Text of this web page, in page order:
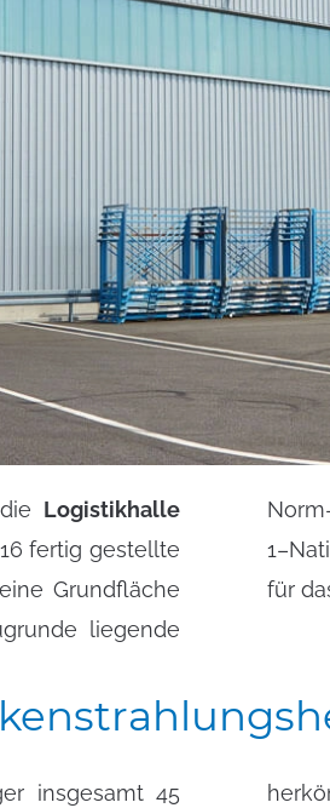
Logistikhalle
fertig gestellte
Grundfläche
liegende
EN errechnete Heizlast
für
insgesamt 45